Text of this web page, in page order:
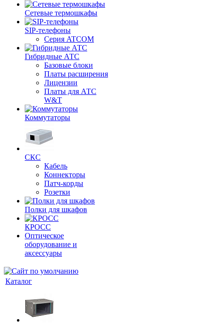
Сетевые термошкафы
SIP-телефоны
Серия ATCOM
Гибридные АТС
Базовые блоки
Платы расширения
Лицензии
Платы для АТС
W&T
Коммутаторы
СКС
Кабель
Коннекторы
Патч-корды
Розетки
Полки для шкафов
КРОСС
Оптическое
оборудование и
аксессуары
Каталог